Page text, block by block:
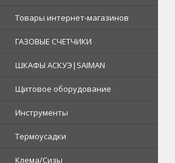
Товары интернет-магазинов
ГАЗОВЫЕ СЧЕТЧИКИ
ШКАФЫ АСКУЭ|SAIMAN
Щитовое оборудование
Инструменты
Термоусадки
Клема/Сизы